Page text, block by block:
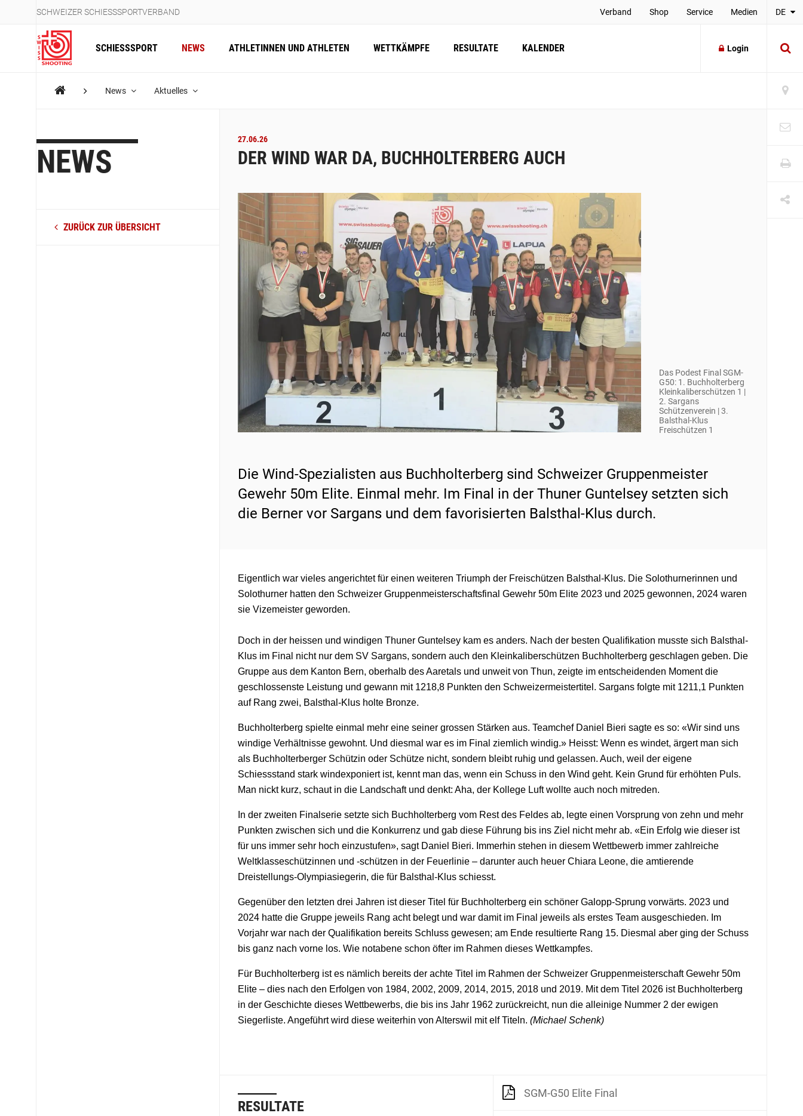
SCHWEIZER SCHIESSSPORTVERBAND Verband Shop Service Medien DE
SCHIESSSPORT NEWS ATHLETINNEN UND ATHLETEN WETTKÄMPFE RESULTATE KALENDER Login
News Aktuelles
NEWS
ZURÜCK ZUR ÜBERSICHT
27.06.26
DER WIND WAR DA, BUCHHOLTERBERG AUCH
Das Podest Final SGM-
G50: 1. Buchholterberg
Kleinkaliberschützen 1 |
2. Sargans
Schützenverein | 3.
Balsthal-Klus
Freischützen 1
Die Wind-Spezialisten aus Buchholterberg sind Schweizer Gruppenmeister
Gewehr 50m Elite. Einmal mehr. Im Final in der Thuner Guntelsey setzten sich
die Berner vor Sargans und dem favorisierten Balsthal-Klus durch.
Eigentlich war vieles angerichtet für einen weiteren Triumph der Freischützen Balsthal-Klus. Die Solothurnerinnen und
Solothurner hatten den Schweizer Gruppenmeisterschaftsfinal Gewehr 50m Elite 2023 und 2025 gewonnen, 2024 waren
sie Vizemeister geworden.
Doch in der heissen und windigen Thuner Guntelsey kam es anders. Nach der besten Qualifikation musste sich Balsthal-
Klus im Final nicht nur dem SV Sargans, sondern auch den Kleinkaliberschützen Buchholterberg geschlagen geben. Die
Gruppe aus dem Kanton Bern, oberhalb des Aaretals und unweit von Thun, zeigte im entscheidenden Moment die
geschlossenste Leistung und gewann mit 1218,8 Punkten den Schweizermeistertitel. Sargans folgte mit 1211,1 Punkten
auf Rang zwei, Balsthal-Klus holte Bronze.
Buchholterberg spielte einmal mehr eine seiner grossen Stärken aus. Teamchef Daniel Bieri sagte es so: «Wir sind uns
windige Verhältnisse gewohnt. Und diesmal war es im Final ziemlich windig.» Heisst: Wenn es windet, ärgert man sich
als Buchholterberger Schützin oder Schütze nicht, sondern bleibt ruhig und gelassen. Auch, weil der eigene
Schiessstand stark windexponiert ist, kennt man das, wenn ein Schuss in den Wind geht. Kein Grund für erhöhten Puls.
Man nickt kurz, schaut in die Landschaft und denkt: Aha, der Kollege Luft wollte auch noch mitreden.
In der zweiten Finalserie setzte sich Buchholterberg vom Rest des Feldes ab, legte einen Vorsprung von zehn und mehr
Punkten zwischen sich und die Konkurrenz und gab diese Führung bis ins Ziel nicht mehr ab. «Ein Erfolg wie dieser ist
für uns immer sehr hoch einzustufen», sagt Daniel Bieri. Immerhin stehen in diesem Wettbewerb immer zahlreiche
Weltklasseschützinnen und -schützen in der Feuerlinie – darunter auch heuer Chiara Leone, die amtierende
Dreistellungs-Olympiasiegerin, die für Balsthal-Klus schiesst.
Gegenüber den letzten drei Jahren ist dieser Titel für Buchholterberg ein schöner Galopp-Sprung vorwärts. 2023 und
2024 hatte die Gruppe jeweils Rang acht belegt und war damit im Final jeweils als erstes Team ausgeschieden. Im
Vorjahr war nach der Qualifikation bereits Schluss gewesen; am Ende resultierte Rang 15. Diesmal aber ging der Schuss
bis ganz nach vorne los. Wie notabene schon öfter im Rahmen dieses Wettkampfes.
Für Buchholterberg ist es nämlich bereits der achte Titel im Rahmen der Schweizer Gruppenmeisterschaft Gewehr 50m
Elite – dies nach den Erfolgen von 1984, 2002, 2009, 2014, 2015, 2018 und 2019. Mit dem Titel 2026 ist Buchholterberg
in der Geschichte dieses Wettbewerbs, die bis ins Jahr 1962 zurückreicht, nun die alleinige Nummer 2 der ewigen
Siegerliste. Angeführt wird diese weiterhin von Alterswil mit elf Titeln. (Michael Schenk)
RESULTATE
SGM-G50 Elite Final